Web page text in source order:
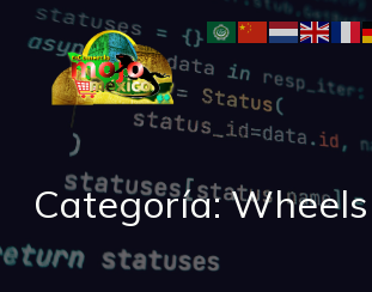
Categoría: